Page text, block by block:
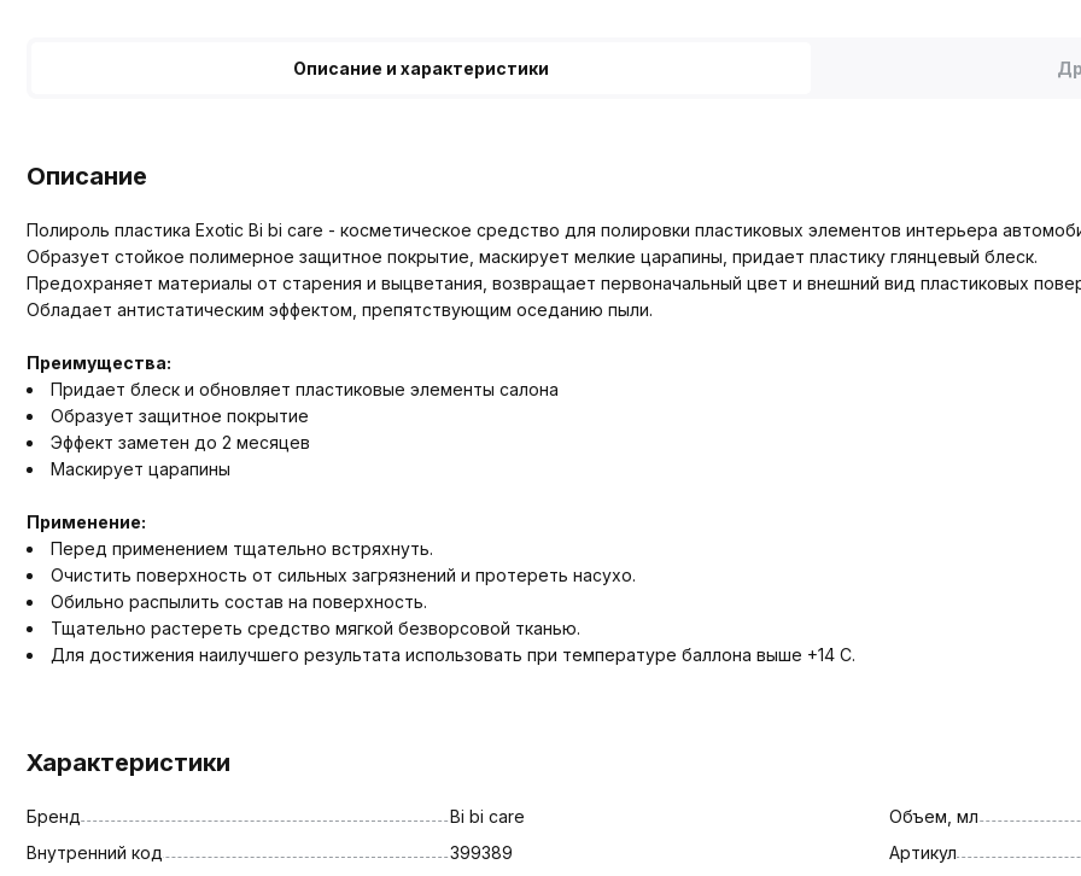
Описание и характеристики
Описание
Полироль пластика Exotic Bi bi care - косметическое средство для полировки пластиковых элементов интерьера
Образует стойкое полимерное защитное покрытие, маскирует мелкие царапины, придает пластику глянцевый блеск.
Предохраняет материалы от старения и выцветания, возвращает первоначальный цвет и внешний вид пластиковых
Обладает антистатическим эффектом, препятствующим оседанию пыли.
Преимущества:
Придает блеск и обновляет пластиковые элементы салона
Образует защитное покрытие
Эффект заметен до 2 месяцев
Маскирует царапины
Применение:
Перед применением тщательно встряхнуть.
Очистить поверхность от сильных загрязнений и протереть насухо.
Обильно распылить состав на поверхность.
Тщательно растереть средство мягкой безворсовой тканью.
Для достижения наилучшего результата использовать при температуре баллона выше +14 С.
Характеристики
Бренд
Bi bi care
Внутренний код
399389
Объем, мл
Артикул